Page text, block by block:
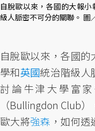
自脫歐以來，各國的大報
級人脈密不可分的關聯。
自脫歐以來，各國
學和英國統治階級人
討論牛津大學富
（Bullingdon Club
歐大將強森 ，如何